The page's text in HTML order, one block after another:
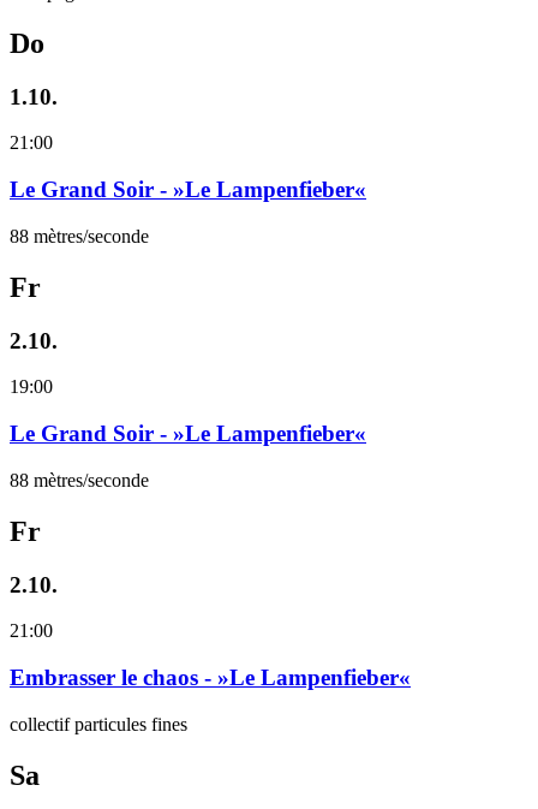
Do
1.10.
21:00
Le Grand Soir - »Le Lampenfieber«
88 mètres/seconde
Fr
2.10.
19:00
Le Grand Soir - »Le Lampenfieber«
88 mètres/seconde
Fr
2.10.
21:00
Embrasser le chaos - »Le Lampenfieber«
collectif particules fines
Sa